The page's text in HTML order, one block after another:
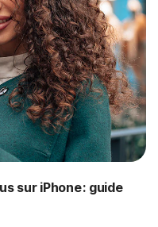
sur iPhone : guide